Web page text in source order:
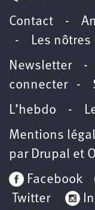
Contact -
-
Les nôtres
Newsletter-
connecter-
L’hebdo -
Mentions
par Drupal et
Facebook
Twitter